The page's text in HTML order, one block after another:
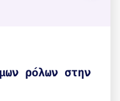
ρόλων στην